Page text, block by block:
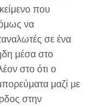
που
να
σε ένα
μέσα στο
στο ότι ο
μαζί με
στην